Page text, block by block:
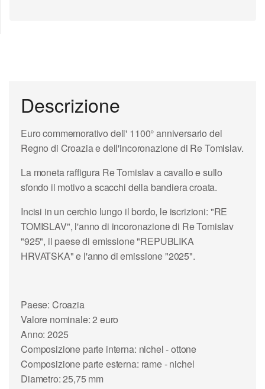
Descrizione
Euro commemorativo dell' 1100° anniversario del
Regno di Croazia e dell'incoronazione di Re Tomislav.
La moneta raffigura Re Tomislav a cavallo e sullo
sfondo il motivo a scacchi della bandiera croata.
Incisi in un cerchio lungo il bordo, le iscrizioni: "RE
TOMISLAV", l'anno di incoronazione di Re Tomislav
"925", il paese di emissione "REPUBLIKA
HRVATSKA" e l'anno di emissione "2025".
Paese: Croazia
Valore nominale: 2 euro
Anno: 2025
Composizione parte interna: nichel - ottone
Composizione parte esterna: rame - nichel
Diametro: 25,75 mm